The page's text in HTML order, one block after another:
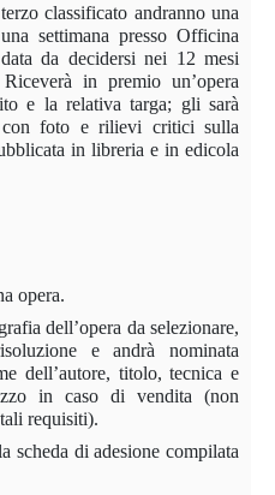
classificato andranno una
settimana presso Officina
da decidersi nei 12 mesi
in premio un’opera
e la relativa targa; gli sarà
con foto e rilievi critici sulla
in libreria e in edicola
opera.
dell’opera da selezionare,
e andrà nominata
dell’autore, titolo, tecnica e
in caso di vendita (non
requisiti).
scheda di adesione compilata